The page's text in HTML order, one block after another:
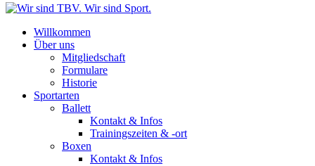
Willkommen
Über uns
Mitgliedschaft
Formulare
Historie
Sportarten
Ballett
Kontakt & Infos
Trainingszeiten & -ort
Boxen
Kontakt & Infos